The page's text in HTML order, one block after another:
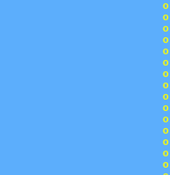
o
o
o
o
o
o
o
o
o
o
o
o
o
o
o